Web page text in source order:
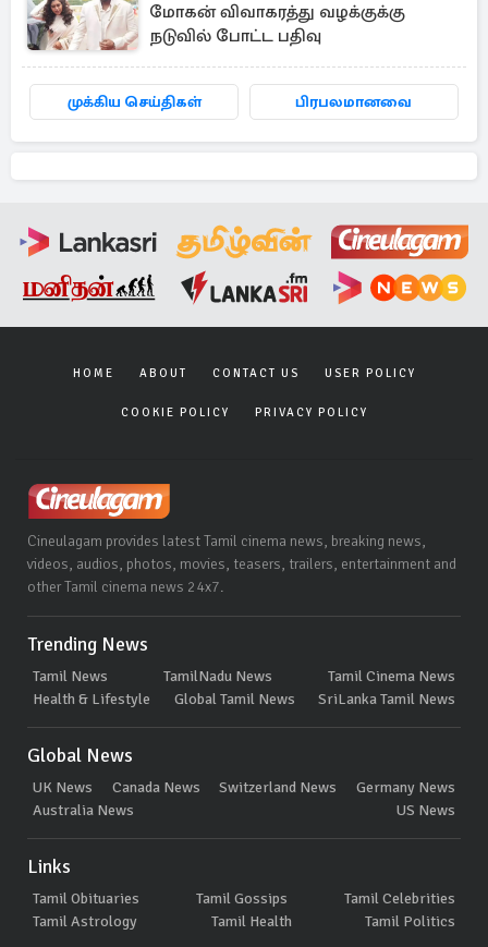
மோகன் விவாகரத்து வழக்குக்கு
நடுவில் போட்ட பதிவு
முக்கிய செய்திகள் பிரபலமானவை
HOME ABOUT CONTACT US USER POLICY
COOKIE POLICY PRIVACY POLICY
Cineulagam provides latest Tamil cinema news, breaking news,
videos, audios, photos, movies, teasers, trailers, entertainment and
other Tamil cinema news 24x7.
Trending News
Tamil News TamilNadu News
Tamil Cinema News
Health & Lifestyle
Global Tamil News SriLanka Tamil News
Global News
UK News Canada News Switzerland News
Germany News
Australia News
US News
Links
Tamil Obituaries Tamil Gossips
Tamil Celebrities
Tamil Astrology
Tamil Health Tamil Politics